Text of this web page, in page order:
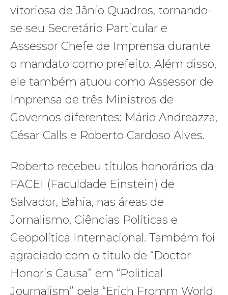
vitoriosa de Jânio Quadros, tornando-
se seu Secretário Particular e
Assessor Chefe de Imprensa durante
o mandato como prefeito. Além disso,
ele também atuou como Assessor de
Imprensa de três Ministros de
Governos diferentes: Mário Andreazza,
César Calls e Roberto Cardoso Alves.
Roberto recebeu títulos honorários da
FACEI (Faculdade Einstein) de
Salvador, Bahia, nas áreas de
Jornalismo, Ciências Políticas e
Geopolítica Internacional. Também foi
agraciado com o título de “Doctor
Honoris Causa” em “Political
Journalism” pela “Erich Fromm World